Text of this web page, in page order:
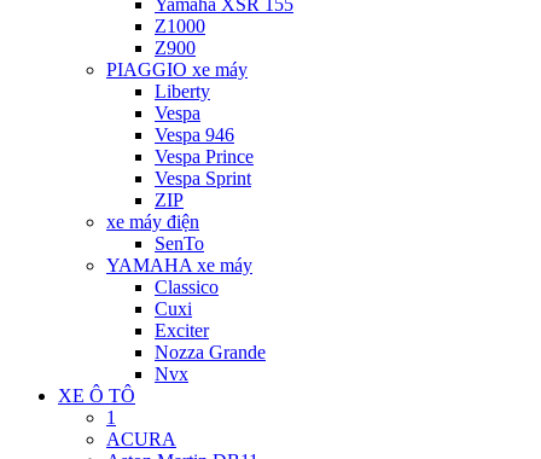
Yamaha XSR 155
Z1000
Z900
PIAGGIO xe máy
Liberty
Vespa
Vespa 946
Vespa Prince
Vespa Sprint
ZIP
xe máy điện
SenTo
YAMAHA xe máy
Classico
Cuxi
Exciter
Nozza Grande
Nvx
XE Ô TÔ
1
ACURA